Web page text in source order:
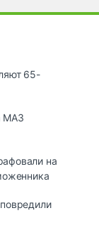
65-
МАЗ
на